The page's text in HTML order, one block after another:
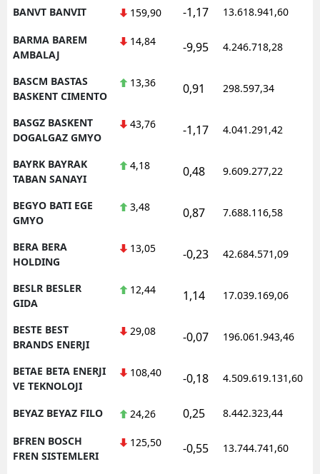
BANVT BANVIT 159,90 -1,17 13.618.941,60
BARMA BAREM
AMBALAJ
14,84 -9,95 4.246.718,28
BASCM BASTAS
BASKENT CIMENTO
13,36 0,91 298.597,34
BASGZ BASKENT
DOGALGAZ GMYO
43,76 -1,17 4.041.291,42
BAYRK BAYRAK
TABAN SANAYI
4,18 0,48 9.609.277,22
BEGYO BATI EGE
GMYO
3,48 0,87 7.688.116,58
BERA BERA
HOLDING
13,05 -0,23 42.684.571,09
BESLR BESLER
GIDA
12,44 1,14 17.039.169,06
BESTE BEST
BRANDS ENERJI
29,08 -0,07 196.061.943,46
BETAE BETA ENERJI
VE TEKNOLOJI
108,40 -0,18 4.509.619.131,60
BEYAZ BEYAZ FILO 24,26 0,25 8.442.323,44
BFREN BOSCH
FREN SISTEMLERI
125,50 -0,55 13.744.741,60